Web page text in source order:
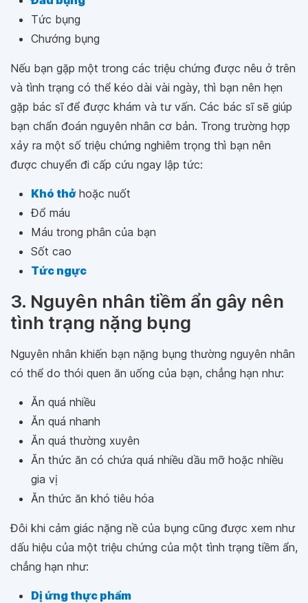
Tức bụng
Chướng bụng
Nếu bạn gặp một trong các triệu chứng được nêu ở trên
và tình trạng có thể kéo dài vài ngày, thì bạn nên hẹn
gặp bác sĩ để được khám và tư vấn. Các bác sĩ sẽ giúp
bạn chẩn đoán nguyên nhân cơ bản. Trong trường hợp
xảy ra một số triệu chứng nghiêm trọng thì bạn nên
được chuyển đi cấp cứu ngay lập tức:
Khó thởhoặc nuốt
Đổ máu
Máu trong phân của bạn
Sốt cao
Tức ngực
3. Nguyên nhân tiềm ẩn gây nên
tình trạng nặng bụng
Nguyên nhân khiến bạn nặng bụng thường nguyên nhân
có thể do thói quen ăn uống của bạn, chẳng hạn như:
Ăn quá nhiều
Ăn quá nhanh
Ăn quá thường xuyên
Ăn thức ăn có chứa quá nhiều dầu mỡ hoặc nhiều
gia vị
Ăn thức ăn khó tiêu hóa
Đôi khi cảm giác nặng nề của bụng cũng được xem như
dấu hiệu của một triệu chứng của một tình trạng tiềm ẩn,
chẳng hạn như:
Dị ứng thực phẩm